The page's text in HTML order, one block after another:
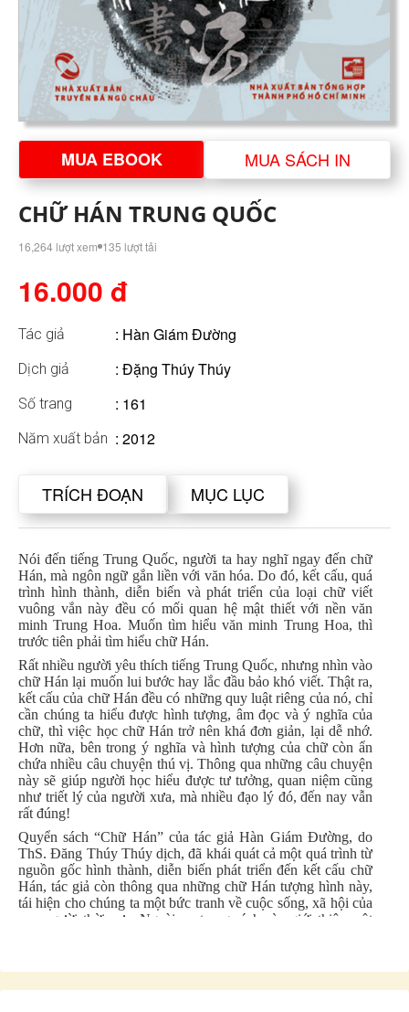
MUA EBOOK MUA SÁCH IN
CHỮ HÁN TRUNG QUỐC
16,264 lượt xem 135 lượt tải
16.000 đ
Tác giả : Hàn Giám Đường
Dịch giả : Đặng Thúy Thúy
Số trang : 161
Năm xuất bản : 2012
TRÍCH ĐOẠN MỤC LỤC
Nói đến tiếng Trung Quốc, người ta hay nghĩ ngay đến chữ
Hán, mà ngôn ngữ gắn liền với văn hóa. Do đó, kết cấu, quá
trình hình thành, diễn biến và phát triển của loại chữ viết
vuông vắn này đều có mối quan hệ mật thiết với nền văn
minh Trung Hoa. Muốn tìm hiểu văn minh Trung Hoa, thì
trước tiên phải tìm hiểu chữ Hán.
Rất nhiều người yêu thích tiếng Trung Quốc, nhưng nhìn vào
chữ Hán lại muốn lui bước hay lắc đầu bảo khó viết. Thật ra,
kết cấu của chữ Hán đều có những quy luật riêng của nó, chỉ
cần chúng ta hiểu được hình tượng, âm đọc và ý nghĩa của
chữ, thì việc học chữ Hán trở nên khá đơn giản, lại dễ nhớ.
Hơn nữa, bên trong ý nghĩa và hình tượng của chữ còn ẩn
chứa nhiều câu chuyện thú vị. Thông qua những câu chuyện
này sẽ giúp người học hiểu được tư tưởng, quan niệm cũng
như triết lý của người xưa, mà nhiều đạo lý đó, đến nay vẫn
rất đúng!
Quyển sách “Chữ Hán” của tác giả Hàn Giám Đường, do
ThS. Đăng Thúy Thúy dịch, đã khái quát cả một quá trình từ
nguồn gốc hình thành, diễn biến phát triển đến kết cấu chữ
Hán, tác giả còn thông qua những chữ Hán tượng hình này,
tái hiện cho chúng ta một bức tranh về cuộc sống, xã hội của
con người thời xưa. Ngoài ra, trong sách còn giới thiệu một
nghệ thuật bằng chữ Hán, quả thật đã đem đến cho người